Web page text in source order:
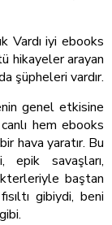
Vardı iyi ebooks
hikayeler arayan
şüpheleri vardır.
genel etkisine
hem ebooks
hava yaratır. Bu
epik savaşları,
baştan
gibiydi, beni